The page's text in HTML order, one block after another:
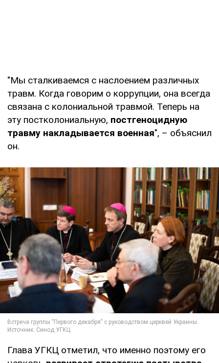
"Мы сталкиваемся с наслоением различных
травм. Когда говорим о коррупции, она всегда
связана с колониальной травмой. Теперь на
эту постколониальную, постгеноцидную
травму накладывается военная", – объяснил
он.
Глава УГКЦ отметил, что именно поэтому его